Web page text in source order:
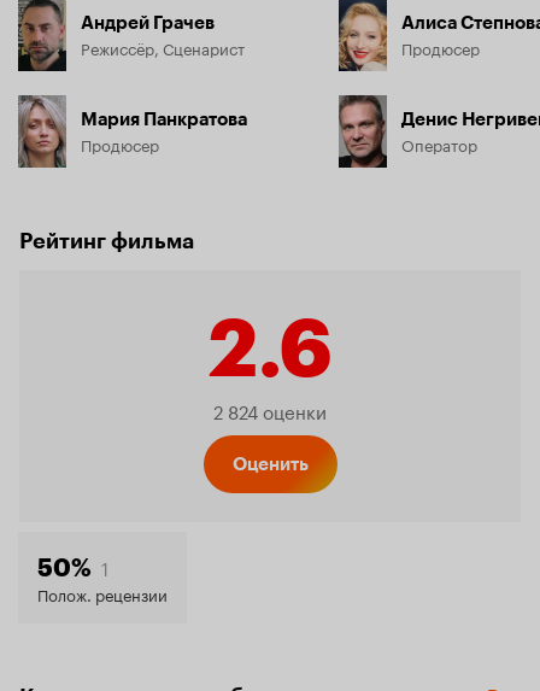
Андрей Грачев
Режиссёр, Сценарист
Мария Панкратова
Продюсер
Алиса
Продюсер
Денис
Оператор
Рейтинг фильма
2.6
Рейтинг
2 824 оценки
Оценить
50% 1
Полож. рецензии